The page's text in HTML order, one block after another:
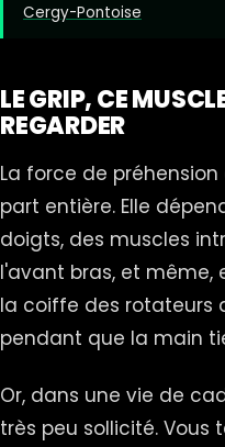
Cergy-Pontoise
LE GRIP, CE
REGARDER
La force de
part entière. Elle
doigts, des muscles
l'avant bras, et même,
la coiffe des rotateurs
pendant que la main
Or, dans une vie de
très peu sollicité.